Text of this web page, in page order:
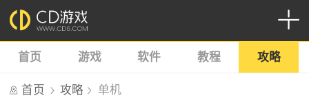
首页 游戏 软件 教程 攻略
首页 攻略 单机